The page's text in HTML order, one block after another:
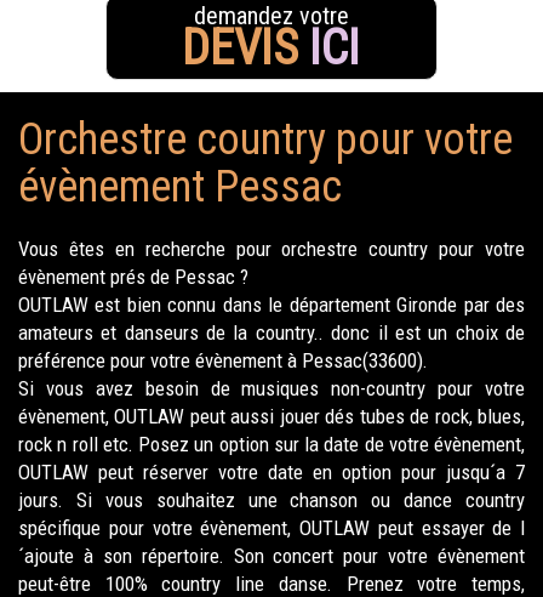
demandez votre
DEVIS ICI
Orchestre country pour votre
évènement Pessac
Vous êtes en recherche pour orchestre country pour votre
évènement prés de Pessac ?
OUTLAW est bien connu dans le département Gironde par des
amateurs et danseurs de la country.. donc il est un choix de
préférence pour votre évènement à Pessac(33600).
Si vous avez besoin de musiques non-country pour votre
évènement, OUTLAW peut aussi jouer dés tubes de rock, blues,
rock n roll etc. Posez un option sur la date de votre évènement,
OUTLAW peut réserver votre date en option pour jusqu´a 7
jours. Si vous souhaitez une chanson ou dance country
spécifique pour votre évènement, OUTLAW peut essayer de l
´ajoute à son répertoire. Son concert pour votre évènement
peut-être 100% country line danse. Prenez votre temps,